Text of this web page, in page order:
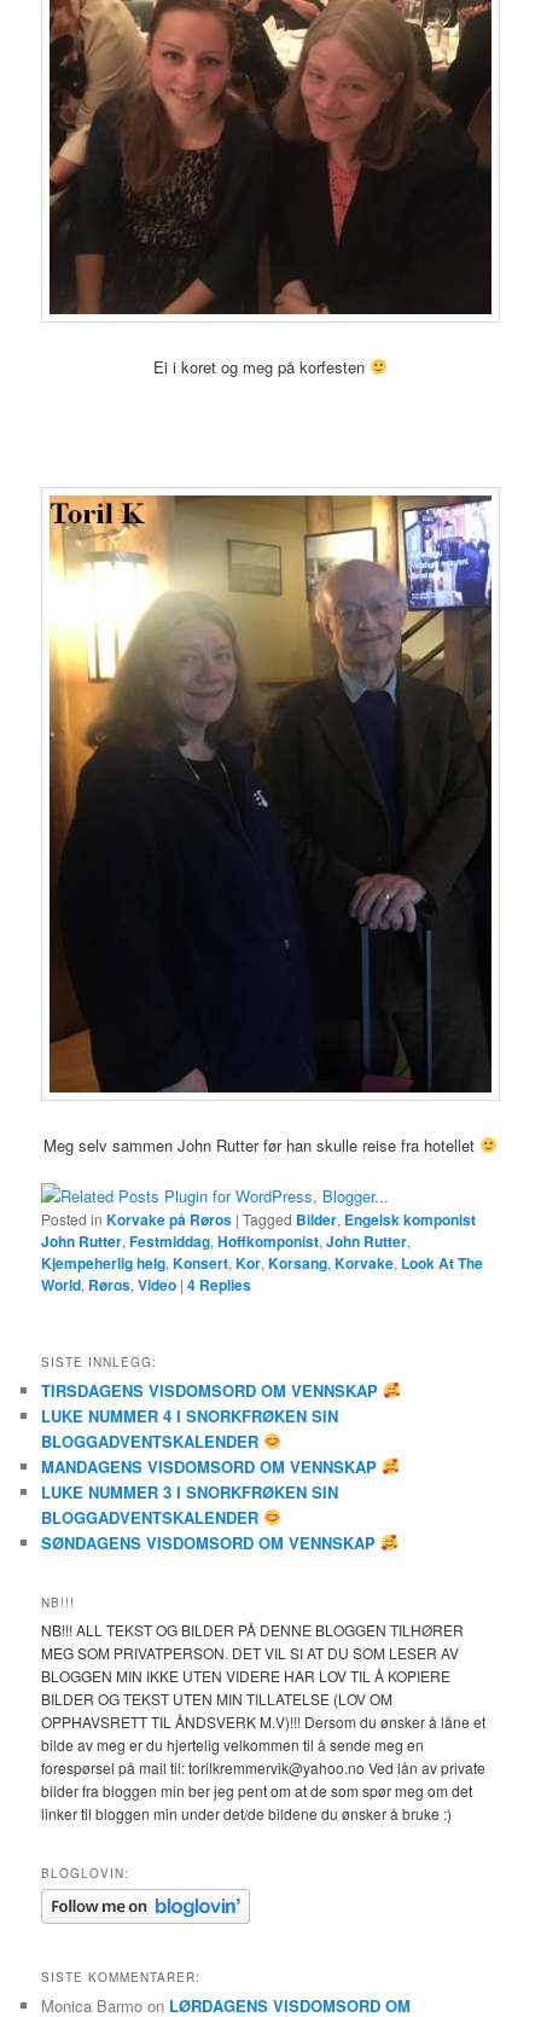
Ei i koret og meg på korfesten
Meg selv sammen John Rutter før han skulle reise fra hotellet
Posted in Korvake på Røros |Tagged Bilder, Engelsk komponist
John Rutter,Festmiddag,Hoffkomponist,John Rutter,
Kjempeherlig helg,Konsert,Kor,Korsang,Korvake, Look At The
World, Røros,Video |4 Replies
SISTE INNLEGG:
TIRSDAGENS VISDOMSORD OM VENNSKAP
LUKE NUMMER 4 I SNORKFRØKEN SIN
BLOGGADVENTSKALENDER
MANDAGENS VISDOMSORD OM VENNSKAP
LUKE NUMMER 3 I SNORKFRØKEN SIN
BLOGGADVENTSKALENDER
SØNDAGENS VISDOMSORD OM VENNSKAP
NB!!!
NB!!! ALL TEKST OG BILDER PÅ DENNE BLOGGEN TILHØRER
MEG SOM PRIVATPERSON. DET VIL SI AT DU SOM LESER AV
BLOGGEN MIN IKKE UTEN VIDERE HAR LOV TIL Å KOPIERE
BILDER OG TEKST UTEN MIN TILLATELSE (LOV OM
OPPHAVSRETT TIL ÅNDSVERK M.V)!!! Dersom du ønsker å låne et
bilde av meg er du hjertelig velkommen til å sende meg en
forespørsel på mail til: torilkremmervik@yahoo.no Ved lån av private
bilder fra bloggen min ber jeg pent om at de som spør meg om det
linker til bloggen min under det/de bildene du ønsker å bruke :)
BLOGLOVIN:
SISTE KOMMENTARER:
Monica Barmo on LØRDAGENS VISDOMSORD OM